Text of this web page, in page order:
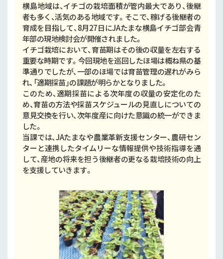
横島地域は、イチゴの栽培面積が管内最大であり、後継
者も多く、活気のある地域です。そこで、稼げる後継者の
育成を目指して、8月27日にJAたまな横島イチゴ部会青
年部の現地検討会が開催されました。
イチゴ栽培において、育苗期はその後の収量を左右する
重要な時期です。今回現地を巡回したほ場は概ね県の基
準通りでしたが、一部のほ場では育苗管理の遅れがみら
れ、「適期採苗」の課題が明らかとなりました。
このため、適期採苗による次年度の収量の安定化のた
め、育苗の方法や採苗スケジュールの見直しについての
意見交換を行い、次年度産に向けた意識の統一ができま
した。
当課では、JAたまなや農業革新支援センター、農研セン
ターと連携したタイムリーな情報提供や技術指導を通
して、産地の将来を担う後継者の更なる栽培技術の向上
を支援していきます。